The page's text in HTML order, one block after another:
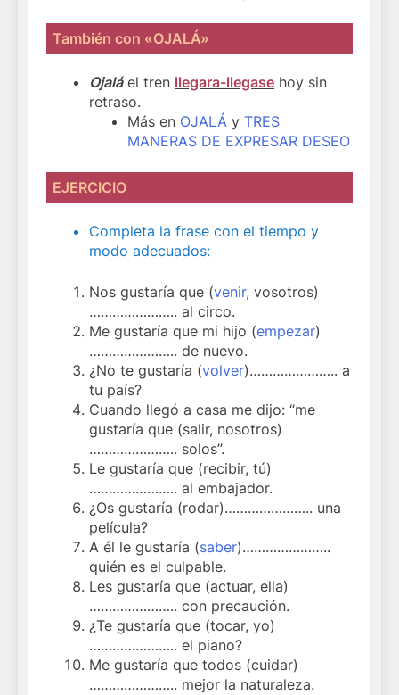
También con «OJALÁ»
Ojaláel tren llegara-llegase hoy sin
retraso.
Más en OJALÁ yTRES
MANERAS DE EXPRESAR DESEO
EJERCICIO
Completa la frase con el tiempo y
modo adecuados:
Nos gustaría que (venir, vosotros)
………………….. al circo.
Me gustaría que mi hijo (empezar)
………………….. de nuevo.
¿No te gustaría (volver)………………….. a
tu país?
Cuando llegó a casa me dijo: “me
gustaría que (salir, nosotros)
………………….. solos”.
Le gustaría que (recibir, tú)
………………….. al embajador.
¿Os gustaría (rodar)………………….. una
película?
A él le gustaría (saber)…………………..
quién es el culpable.
Les gustaría que (actuar, ella)
………………….. con precaución.
¿Te gustaría que (tocar, yo)
………………….. el piano?
Me gustaría que todos (cuidar)
………………….. mejor la naturaleza.